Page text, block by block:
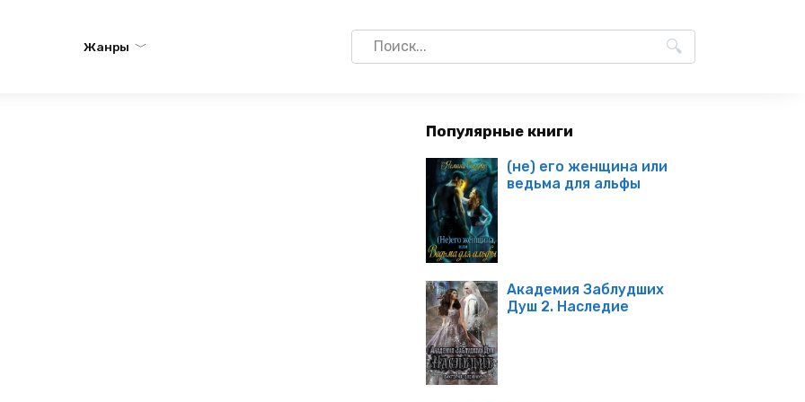
Жанры
Search
for:
Популярные книги
(не) его женщина или
ведьма для альфы
Академия Заблудших
Душ 2. Наследие